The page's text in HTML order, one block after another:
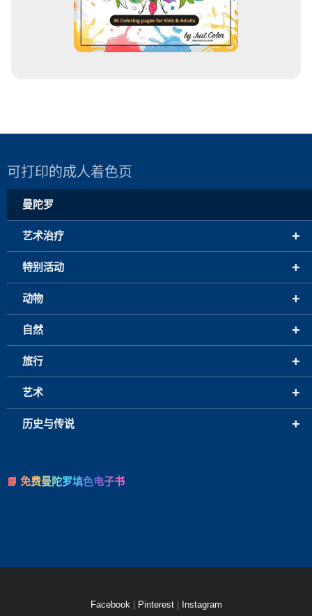
可打印的成人着色页
曼陀罗
+
艺术治疗
+
特别活动
+
动物
+
自然
+
旅行
+
艺术
+
历史与传说
📘 免费曼陀罗填色电子书
Facebook Pinterest Instagram